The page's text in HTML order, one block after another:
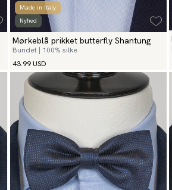
Made in Italy
Nyhed
Mørkeblå prikket butterfly Shantung
Bundet | 100% silke
43.99 USD